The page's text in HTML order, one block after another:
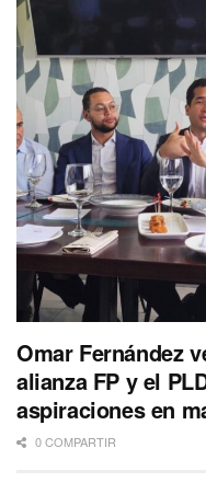
Omar Fernández
alianza FP y el
aspiraciones en
0 COMPARTIR